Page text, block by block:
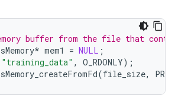
buffer from the file that
* mem1 = NULL ;
"training_data" , O_RDONLY);
(file_size,